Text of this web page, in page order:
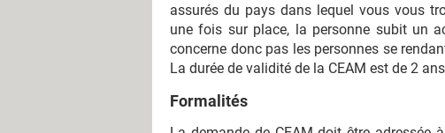
assurés du pays dans lequel vous vous
une fois sur place, la personne subit un
concerne donc pas les personnes se
La durée de validité de la CEAM est de 2
Formalités